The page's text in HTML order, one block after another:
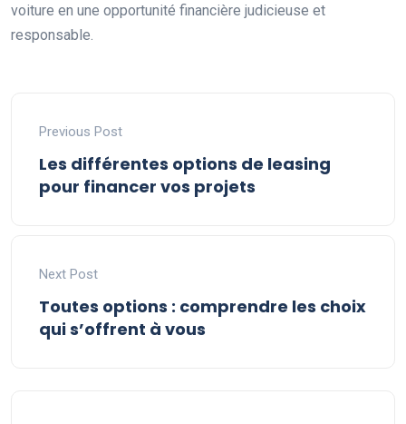
voiture en une opportunité financière judicieuse et
responsable.
Previous Post
Les différentes options de leasing
pour financer vos projets
Next Post
Toutes options : comprendre les choix
qui s’offrent à vous